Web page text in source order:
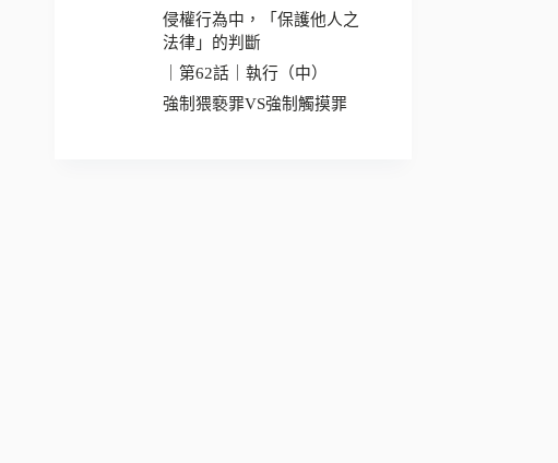
侵權行為中，「保護他人之
法律」的判斷
｜第62話｜執行（中）
強制猥褻罪VS強制觸摸罪